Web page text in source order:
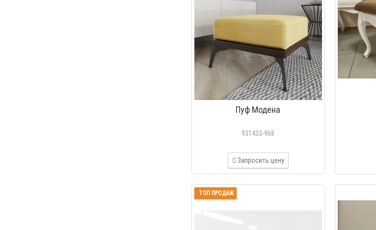
Пуф Модена
931433-968
Запросить цену
ТОП ПРОДАЖ